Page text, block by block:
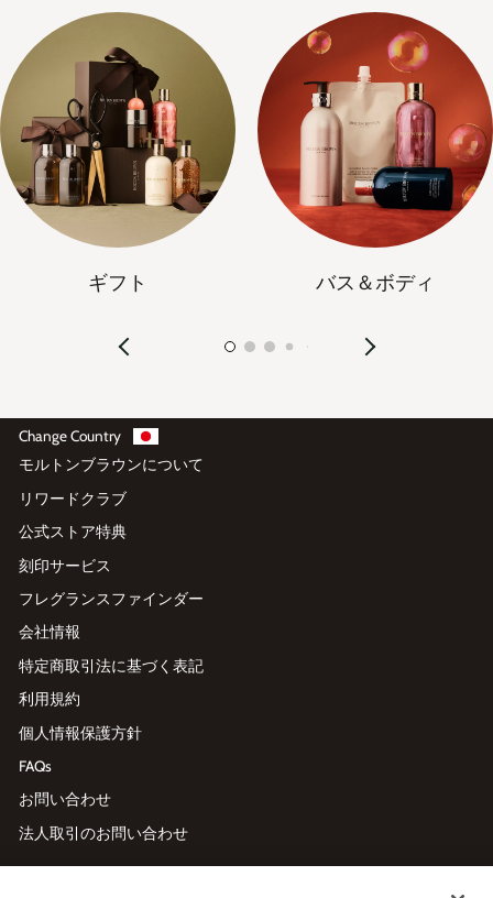
ギフト バス＆ボディ
Change Country
モルトンブラウンについて
リワードクラブ
公式ストア特典
刻印サービス
フレグランスファインダー
会社情報
特定商取引法に基づく表記
利用規約
個人情報保護方針
FAQs
お問い合わせ
法人取引のお問い合わせ